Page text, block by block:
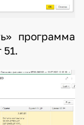
программа